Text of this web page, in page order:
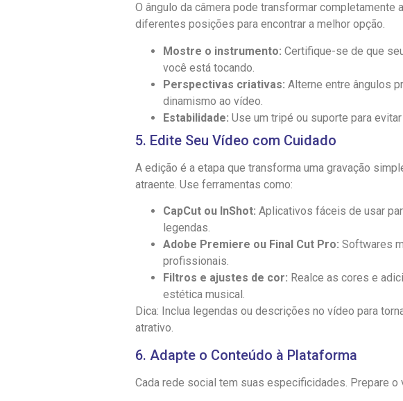
O ângulo da câmera pode transformar completamente
diferentes posições para encontrar a melhor opção.
Mostre o instrumento: Certifique-se de que
você está tocando.
Perspectivas criativas: Alterne entre ângulos
dinamismo ao vídeo.
Estabilidade: Use um tripé ou suporte para
5. Edite Seu Vídeo com Cuidado
A edição é a etapa que transforma uma gravação
atraente. Use ferramentas como:
CapCut ou InShot: Aplicativos fáceis de usar
legendas.
Adobe Premiere ou Final Cut Pro: Softwares
profissionais.
Filtros e ajustes de cor: Realce as cores e
estética musical.
Dica: Inclua legendas ou descrições no vídeo para
atrativo.
6. Adapte o Conteúdo à Plataforma
Cada rede social tem suas especificidades. Prepare o